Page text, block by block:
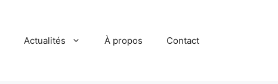
Actualités À propos Contact